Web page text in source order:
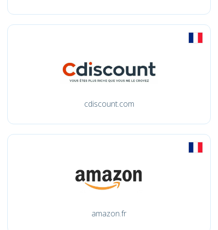
cdiscount.com
amazon.fr